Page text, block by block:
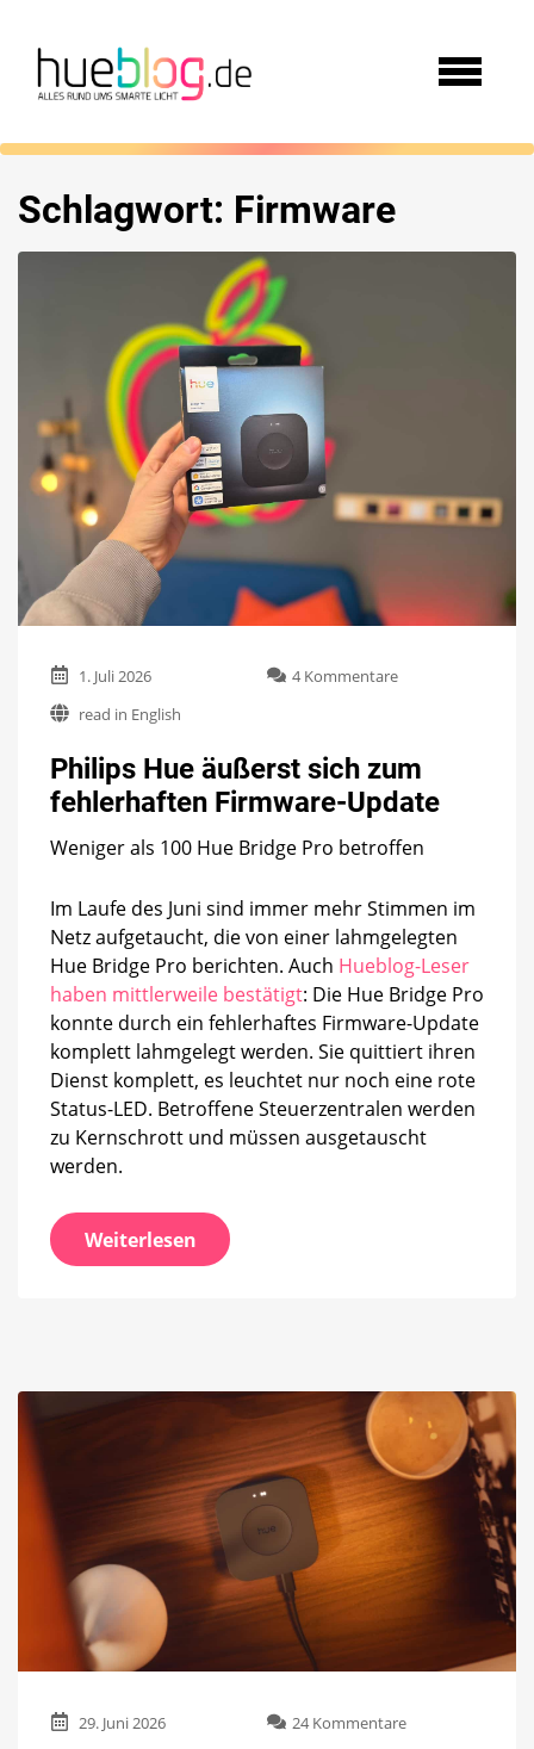
Schlagwort: Firmware
1. Juli 2026 4 Kommentarezu
sich
zum
fehlerhaften
Update
read in English
Philips Hue äußerst sich zum
fehlerhaften Firmware-Update
Weniger als 100 Hue Bridge Pro betroffen
Im Laufe des Juni sind immer mehr Stimmen im
Netz aufgetaucht, die von einer lahmgelegten
Hue Bridge Pro berichten. Auch Hueblog-Leser
haben mittlerweile bestätigt: Die Hue Bridge Pro
konnte durch ein fehlerhaftes Firmware-Update
komplett lahmgelegt werden. Sie quittiert ihren
Dienst komplett, es leuchtet nur noch eine rote
Status-LED. Betroffene Steuerzentralen werden
zu Kernschrott und müssen ausgetauscht
werden.
Weiterlesen
29. Juni 2026 24 Kommentarezu